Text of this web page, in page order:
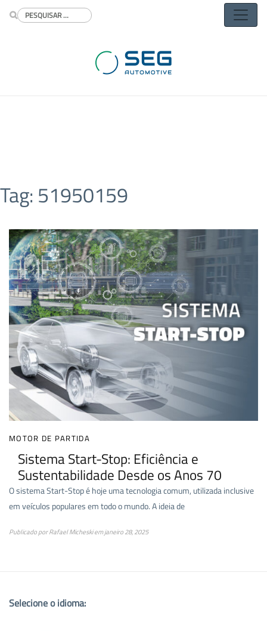
Tag: 51950159
MOTOR DE PARTIDA
Sistema Start-Stop: Eficiência e
Sustentabilidade Desde os Anos 70
O sistema Start-Stop é hoje uma tecnologia comum, utilizada inclusive
em veículos populares em todo o mundo. A ideia de
Publicado porRafael Micheskiemjaneiro 28, 2025
Selecione o idioma: